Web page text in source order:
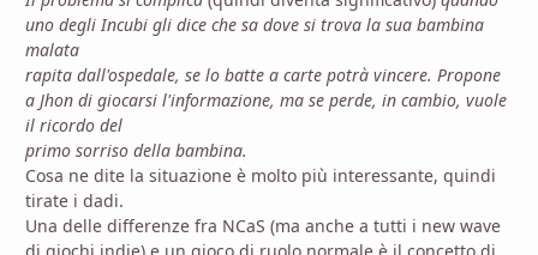
uno degli Incubi gli dice che sa dove si trova la sua bambina
malata
rapita dall'ospedale, se lo batte a carte potrà vincere. Propone
a Jhon di giocarsi l'informazione, ma se perde, in cambio, vuole
il ricordo del
primo sorriso della bambina.
Cosa ne dite la situazione è molto più interessante, quindi
tirate i dadi.
Una delle differenze fra NCaS (ma anche a tutti i new wave